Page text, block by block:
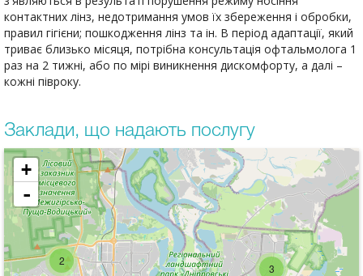
контактних лінз, недотримання умов їх збереження і обробки,
правил гігієни; пошкодження лінз та ін. В період адаптації, який
триває близько місяця, потрібна консультація офтальмолога 1
раз на 2 тижні, або по мірі виникнення дискомфорту, а далі –
кожні півроку.
Заклади, що надають послугу
2
3
+
-